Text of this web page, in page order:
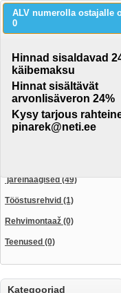
Traktorid & põllumaj.teh.
CATEGORIES
järelhaagised (49)
Tööstusrehvid (1)
Rehvimontaaž (0)
Teenused (0)
Kategooriad
ALV numerolla ostajalle
0
Hinnad sisaldavad
käibemaksu
Hinnat sisältävät
arvonlisäveron 24%
Kysy tarjous
pinarek@neti.ee